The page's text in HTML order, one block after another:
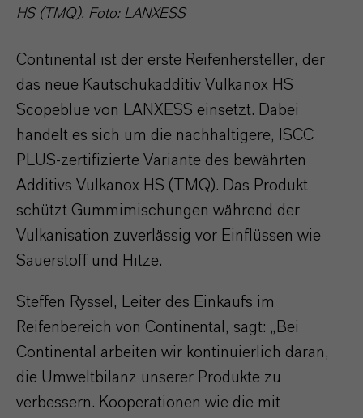
HS (TMQ). Foto: LANXESS
Continental ist der erste Reifenhersteller, der
das neue Kautschukadditiv Vulkanox HS
Scopeblue von LANXESS einsetzt. Dabei
handelt es sich um die nachhaltigere, ISCC
PLUS-zertifizierte Variante des bewährten
Additivs Vulkanox HS (TMQ). Das Produkt
schützt Gummimischungen während der
Vulkanisation zuverlässig vor Einflüssen wie
Sauerstoff und Hitze.
Steffen Ryssel, Leiter des Einkaufs im
Reifenbereich von Continental, sagt: „Bei
Continental arbeiten wir kontinuierlich daran,
die Umweltbilanz unserer Produkte zu
verbessern. Kooperationen wie die mit